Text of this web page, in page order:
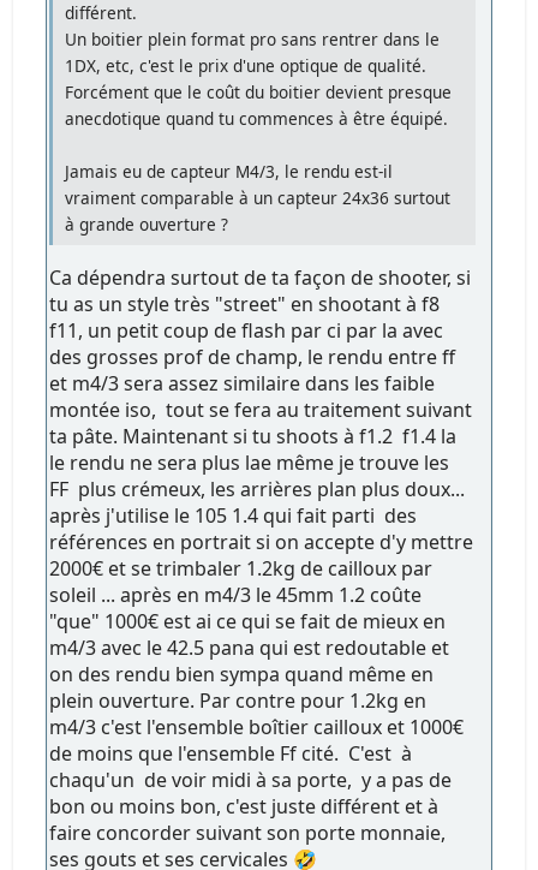
différent.
Un boitier plein format pro sans rentrer dans le
1DX, etc, c'est le prix d'une optique de qualité.
Forcément que le coût du boitier devient presque
anecdotique quand tu commences à être équipé.
Jamais eu de capteur M4/3, le rendu est-il
vraiment comparable à un capteur 24x36 surtout
à grande ouverture ?
Ca dépendra surtout de ta façon de shooter, si
tu as un style très "street" en shootant à f8
f11, un petit coup de flash par ci par la avec
des grosses prof de champ, le rendu entre ff
et m4/3 sera assez similaire dans les faible
montée iso, tout se fera au traitement suivant
ta pâte. Maintenant si tu shoots à f1.2 f1.4 la
le rendu ne sera plus lae même je trouve les
FF plus crémeux, les arrières plan plus doux...
après j'utilise le 105 1.4 qui fait parti des
références en portrait si on accepte d'y mettre
2000€ et se trimbaler 1.2kg de cailloux par
soleil ... après en m4/3 le 45mm 1.2 coûte
"que" 1000€ est ai ce qui se fait de mieux en
m4/3 avec le 42.5 pana qui est redoutable et
on des rendu bien sympa quand même en
plein ouverture. Par contre pour 1.2kg en
m4/3 c'est l'ensemble boîtier cailloux et 1000€
de moins que l'ensemble Ff cité. C'est à
chaqu'un de voir midi à sa porte, y a pas de
bon ou moins bon, c'est juste différent et à
faire concorder suivant son porte monnaie,
ses gouts et ses cervicales 🤣